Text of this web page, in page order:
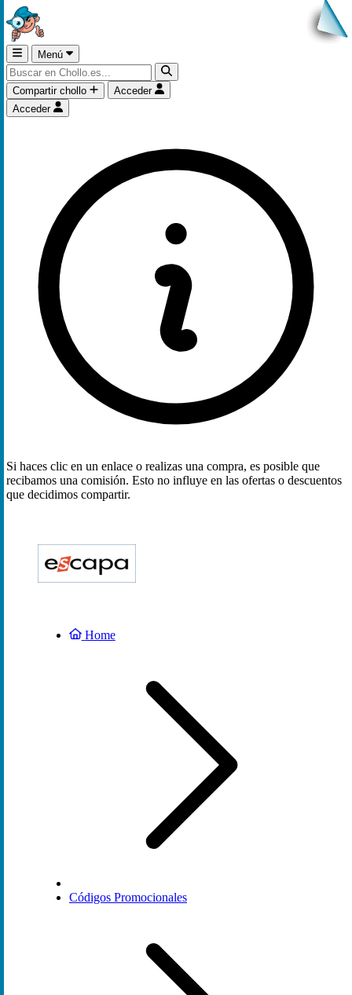
Menú
Compartir chollo
Acceder
Acceder
Si haces clic en un enlace o realizas una compra, es posible que
recibamos una comisión. Esto no influye en las ofertas o descuentos
que decidimos compartir.
Home
Códigos Promocionales